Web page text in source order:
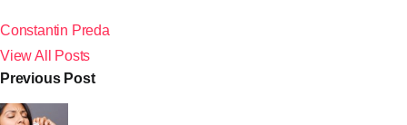
Constantin Preda
View All Posts
Previous Post